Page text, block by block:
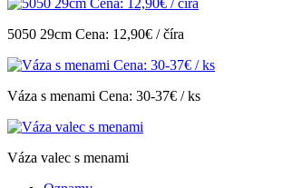
5050 29cm Cena: 12,90€ / číra
Váza s menami Cena: 30-37€ / ks
Váza valec s menami